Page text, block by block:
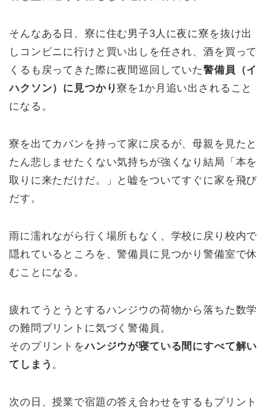
そんなある日、寮に住む男子3人に夜に寮を抜け出
しコンビニに行けと買い出しを任され、酒を買って
くるも戻ってきた際に夜間巡回していた警備員（イ
ハクソン）に見つかり寮を1か月追い出されること
になる。
寮を出てカバンを持って家に戻るが、母親を見たと
たん悲しませたくない気持ちが強くなり結局「本を
取りに来ただけだ。」と嘘をついてすぐに家を飛び
だす。
雨に濡れながら行く場所もなく、学校に戻り校内で
隠れているところを、警備員に見つかり警備室で休
むことになる。
疲れてうとうとするハンジウの荷物から落ちた数学
の難問プリントに気づく警備員。
そのプリントをハンジウが寝ている間にすべて解い
てしまう 。
次の日、授業で宿題の答え合わせをするもプリント